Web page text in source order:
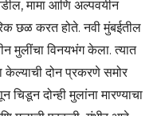
मामा आणि अल्पवयीन
छळ करत होते. नवी मुंबईतील
मुलींचा विनयभंग केला. त्यात
केल्याची दोन प्रकरणे समोर
दोन्ही मुलांना मारण्याचा